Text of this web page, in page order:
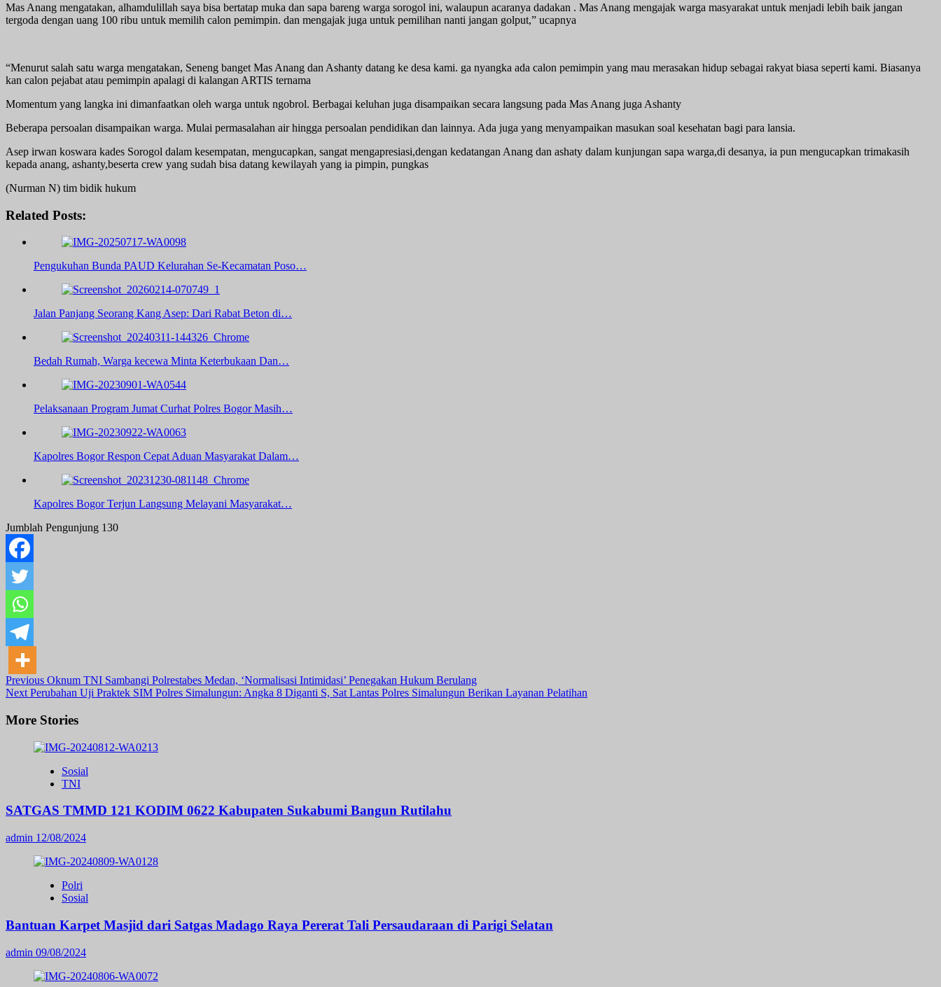
Mas Anang mengatakan, alhamdulillah saya bisa bertatap muka dan sapa bareng warga sorogol ini, walaupun acaranya dadakan . Mas Anang mengajak warga masyarakat untuk menjadi lebih baik jangan
tergoda dengan uang 100 ribu untuk memilih calon pemimpin. dan mengajak juga untuk pemilihan nanti jangan golput,” ucapnya
“Menurut salah satu warga mengatakan, Seneng banget Mas Anang dan Ashanty datang ke desa kami. ga nyangka ada calon pemimpin yang mau merasakan hidup sebagai rakyat biasa seperti kami. Biasanya
kan calon pejabat atau pemimpin apalagi di kalangan ARTIS ternama
Momentum yang langka ini dimanfaatkan oleh warga untuk ngobrol. Berbagai keluhan juga disampaikan secara langsung pada Mas Anang juga Ashanty
Beberapa persoalan disampaikan warga. Mulai permasalahan air hingga persoalan pendidikan dan lainnya. Ada juga yang menyampaikan masukan soal kesehatan bagi para lansia.
Asep irwan koswara kades Sorogol dalam kesempatan, mengucapkan, sangat mengapresiasi,dengan kedatangan Anang dan ashaty dalam kunjungan sapa warga,di desanya, ia pun mengucapkan trimakasih
kepada anang, ashanty,beserta crew yang sudah bisa datang kewilayah yang ia pimpin, pungkas
(Nurman N) tim bidik hukum
Related Posts:
Pengukuhan Bunda PAUD Kelurahan Se-Kecamatan Poso…
Jalan Panjang Seorang Kang Asep: Dari Rabat Beton di…
Bedah Rumah, Warga kecewa Minta Keterbukaan Dan…
Pelaksanaan Program Jumat Curhat Polres Bogor Masih…
Kapolres Bogor Respon Cepat Aduan Masyarakat Dalam…
Kapolres Bogor Terjun Langsung Melayani Masyarakat…
Jumblah Pengunjung 130
Post
Navigation
Previous Oknum TNI Sambangi Polrestabes Medan, ‘Normalisasi Intimidasi’ Penegakan Hukum Berulang
Next Perubahan Uji Praktek SIM Polres Simalungun: Angka 8 Diganti S, Sat Lantas Polres Simalungun Berikan Layanan Pelatihan
More Stories
Sosial
TNI
SATGAS TMMD 121 KODIM 0622 Kabupaten Sukabumi Bangun Rutilahu
admin 12/08/2024
Polri
Sosial
Bantuan Karpet Masjid dari Satgas Madago Raya Pererat Tali Persaudaraan di Parigi Selatan
admin 09/08/2024